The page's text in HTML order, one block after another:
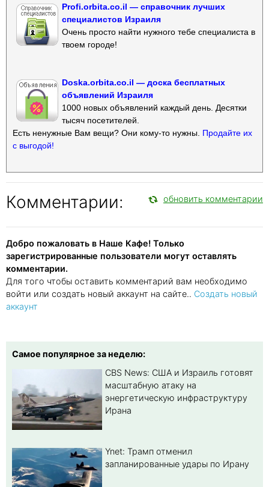
Profi.orbita.co.il — справочник лучших
специалистов Израиля
Очень просто найти нужного тебе специалиста в
твоем городе!
Doska.orbita.co.il — доска бесплатных
объявлений Израиля
1000 новых объявлений каждый день. Десятки
тысяч посетителей.
Есть ненужные Вам вещи? Они кому-то нужны. Продайте их
с выгодой!
Комментарии: обновить комментарии
Добро пожаловать в Наше Кафе! Только
зарегистрированные пользователи могут оставлять
комментарии.
Для того чтобы оставить комментарий вам необходимо
войти или создать новый аккаунт на сайте.. Создать новый
аккаунт
Самое популярное за неделю:
CBS News: США и Израиль готовят
масштабную атаку на
энергетическую инфраструктуру
Ирана
Ynet: Трамп отменил
запланированные удары по Ирану